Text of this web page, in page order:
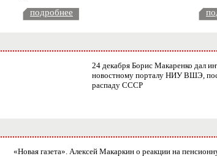
подробнее
24 декабря Борис Макаренко дал
новостному порталу НИУ ВШЭ,
распаду СССР
«Новая газета». Алексей Макаркин о реакции на